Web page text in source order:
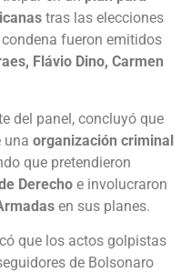
tras las elecciones
fueron emitidos
Flávio Dino, Carmen
del panel, concluyó que
una organización criminal
que pretendieron
Derecho e involucraron
en sus planes.
que los actos golpistas
de Bolsonaro